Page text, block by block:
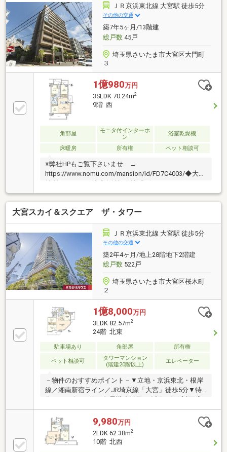
ＪＲ京浜東北線 大宮駅 徒歩5分
その他の交通
築7年5ヶ月/13階建
総戸数45戸
埼玉県さいたま市大宮区大門町
３
1億980万円
3SLDK 70.24m2
9階 西
角部屋
モニタ付インターホ
ン
浴室乾燥機
床暖房 所有権 ペット相談可
※弊社HPもご覧下さいませ →
https://www.nomu.com/mansion/id/FD7C4003/◆大和
地所レジデンス株式会社旧分譲「ヴェレーナグラン」
シリーズ◆13階建9階部分、東・南・西：3方角住戸の
為、眺望・陽当り・通風良好 ◆ガラスコーナーサ
ッシュの開放感ある住戸◆ウォークインクローゼッ
ト・納戸など収納豊富◆3面バルコニー：19.10m2※メ
インバルコニーにはスロップシンク付き◆留守中の荷
物受け取りに便利な宅配ボックス有◆ペット飼育可能
（飼育細則有）
大宮スカイ＆スクエア ザ・タワー
ＪＲ京浜東北線 大宮駅 徒歩5分
その他の交通
築2年4ヶ月/地上28階地下2階建
総戸数522戸
埼玉県さいたま市大宮区桜木町
２
1億8,000万円
3LDK 82.57m2
24階 北東
駐車場あり 角部屋 所有権
ペット相談可
タワーマンション
(階建20階以上)
エレベーター
－物件のおすすめポイント－▼立地・京浜東北・根岸
線／湘南新宿ライン／JR埼京線「大宮」徒歩5分▼特
徴・2024年5月築、免震構造採用・会話が弾む対面式
キッチン・WIC3か所等、各洋室・廊下に収納有・2面
バルコニーに3室が面する設計・ゲストルーム等の共
用施設有・ご不在時も荷物が受け取れる宅配ボックス
有・ペット飼育可能(細則有・足洗い場有)▼周辺環
境・マルエツ大宮サクラスクエア店 徒歩1分(約40m)・
9,980万円
2LDK 62.38m2
10階 北西